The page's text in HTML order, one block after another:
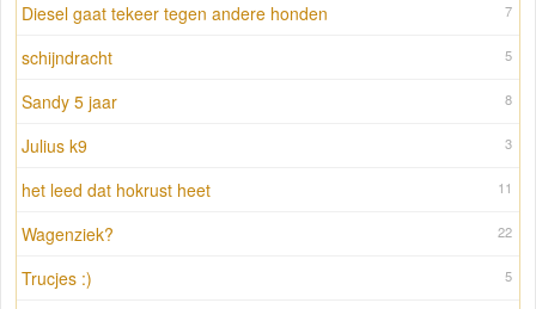
7
Diesel gaat tekeer tegen andere honden
5
schijndracht
8
Sandy 5 jaar
3
Julius k9
11
het leed dat hokrust heet
22
Wagenziek?
5
Trucjes :)